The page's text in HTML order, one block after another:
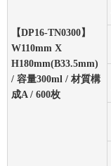
【DP16-TN0300】
W110mm X
H180mm(B33.5mm)
/ 容量300ml / 材質構
成A / 600枚